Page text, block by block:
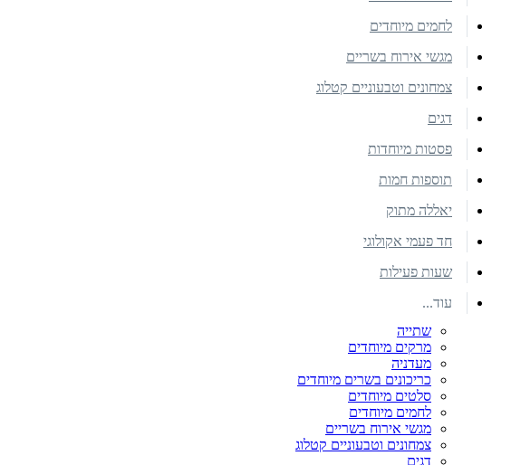
לחמים מיוחדים
מגשי אירוח בשריים
צמחונים וטבעוניים קטלוג
דגים
פסטות מיוחדות
תוספות חמות
יאללה מתוק
חד פעמי אקולוגי
שעות פעילות
עוד...
שתייה
מרקים מיוחדים
מעדניה
כריכונים בשרים מיוחדים
סלטים מיוחדים
לחמים מיוחדים
מגשי אירוח בשריים
צמחונים וטבעוניים קטלוג
דגים